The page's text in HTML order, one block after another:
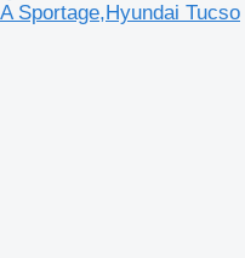
Sportage,Hyundai Tucso